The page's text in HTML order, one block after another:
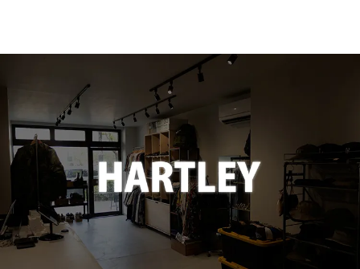
BEADED ACCESSORIES
benine 9
BERJAC